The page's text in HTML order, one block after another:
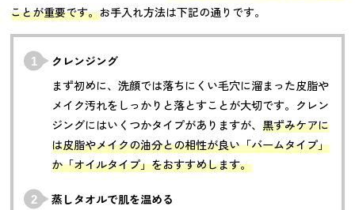
ことが重要です。お手入れ方法は下記の通りです。
クレンジング
まず初めに、洗顔では落ちにくい毛穴に溜まった皮脂や
メイク汚れをしっかりと落とすことが大切です。クレン
ジングにはいくつかタイプがありますが、黒ずみケアに
は皮脂やメイクの油分との相性が良い「バームタイプ」
か「オイルタイプ」をおすすめします。
蒸しタオルで肌を温める